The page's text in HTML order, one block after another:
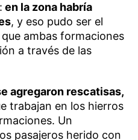
en la zona habría
, y eso pudo ser el
ambas formaciones
a través de las
agregaron rescatisas,
trabajan en los hierros
Un
pasajeros herido con